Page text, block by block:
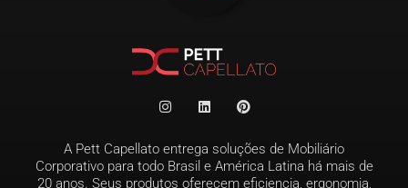
A Pett Capellato entrega soluções de Mobiliário
Corporativo para todo Brasil e América Latina há mais de
20 anos. Seus produtos oferecem eficiencia, ergonomia,